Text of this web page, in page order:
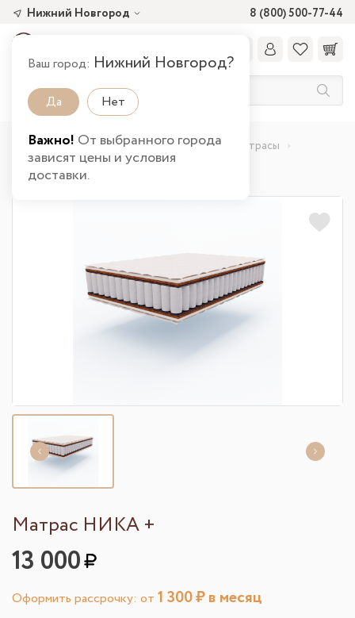
8 (800) 500-77-44
Нижний Новгород
Ваш город: Нижний Новгород?
Да Нет
Важно! От выбранного города
зависят цены и условия
доставки.
Главная Каталог товаров Спальня
Матрасы
Матрас НИКА + в Нижнем Новгороде
Матрас НИКА +
13 000
Оформить рассрочку: от 1 300₽ в месяц